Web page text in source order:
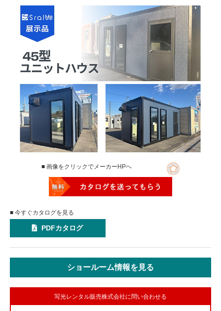
■ 画像をクリックでメーカーHPへ
■ 今すぐカタログを見る
PDFカタログ
ショールーム情報を見る
写光レンタル販売株式会社に問い合わせる